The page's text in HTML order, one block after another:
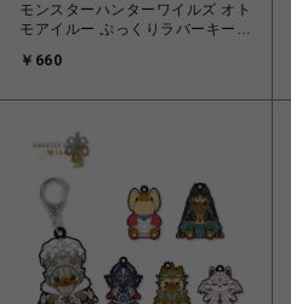
モンスターハンターワイルズ オト
モアイルー ぷっくりラバーキーホ
￥660